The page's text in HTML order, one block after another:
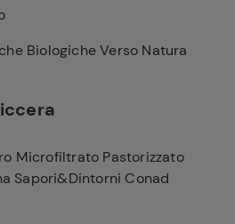
Biologiche Verso Natura
Microfiltrato Pastorizzato
Sapori&Dintorni Conad